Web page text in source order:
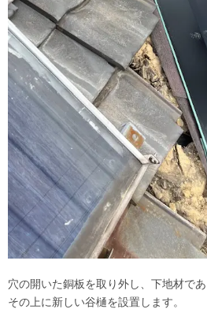
穴の開いた銅板を取り外し、下地材で
その上に新しい谷樋を設置します。